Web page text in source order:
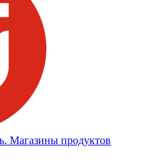
Магазины продуктов